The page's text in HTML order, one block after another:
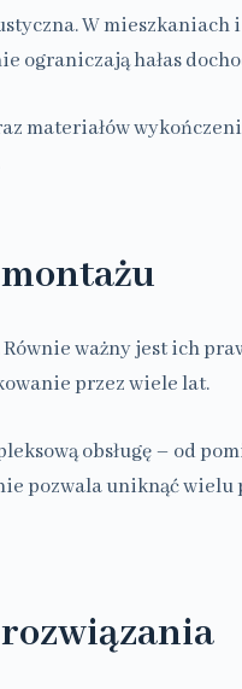
W mieszkaniach
hałas
materiałów
ważny jest ich
przez wiele lat.
obsługę – od
pozwala uniknąć